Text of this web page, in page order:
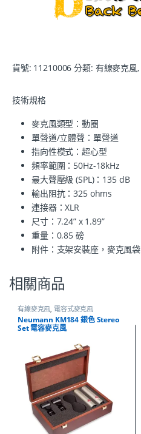
貨號: 11210006 分類: 有線麥克風,
技術規格
麥克風類型：動圈
單聲道/立體聲：單聲道
指向性模式：超心型
頻率範圍：50Hz-18kHz
最大聲壓級 (SPL)：135 dB
輸出阻抗：325 ohms
連接器：XLR
尺寸：7.24” x 1.89”
重量：0.85 磅
附件：支架安裝座，麥克風袋
相關商品
有線麥克風 電容式麥克風
Neumann KM184 銀色 Stereo
Set 電容麥克風